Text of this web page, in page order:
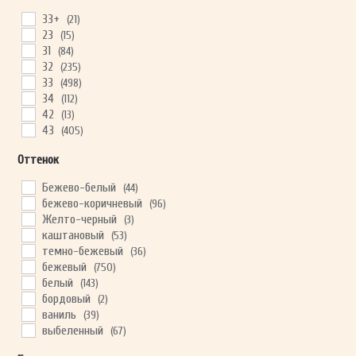
Ваши данные не будут переданы третьим лицам
33+
(21)
23 (15)
31 (84)
32 (235)
33 (498)
34 (112)
42 (13)
43 (405)
Оттенок
Бежево-белый
(44)
бежево-коричневый (96)
Желто-черный (3)
каштановый (53)
темно-бежевый (36)
бежевый (750)
белый (143)
бордовый (2)
ваниль (39)
выбеленный (67)